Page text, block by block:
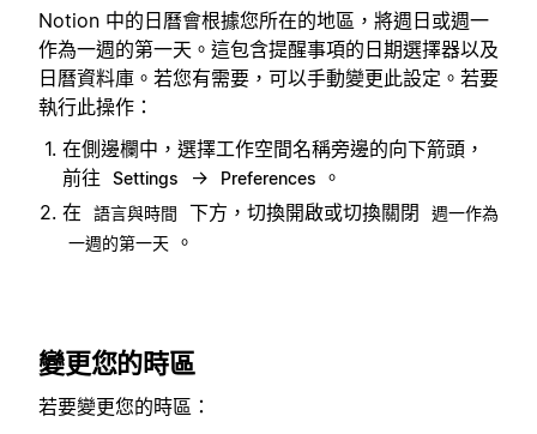
Notion 中的日曆會根據您所在的地區，將週日或週一
作為一週的第一天。這包含提醒事項的日期選擇器以及
日曆資料庫。若您有需要，可以手動變更此設定。若要
執行此操作：
在側邊欄中，選擇工作空間名稱旁邊的向下箭頭，
前往
Settings → Preferences
。
在
語言與時間 下方，切換開啟或切換關閉
週一作為
一週的第一天 。
變更您的時區
若要變更您的時區：